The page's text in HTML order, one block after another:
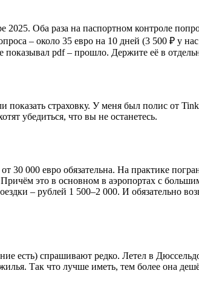
Оба раза на паспортном контроле
– около 35 евро на 10 дней (3 500 ₽ у
показывал pdf – прошло. Держите её в
страховку. У меня был полис от
убедиться, что вы не останетесь.
30 000 евро обязательна. На практике
Причём это в основном в аэропортах с
– рублей 1 500–2 000. И обязательно
есть) спрашивают редко. Летел в
Так что лучше иметь, тем более она